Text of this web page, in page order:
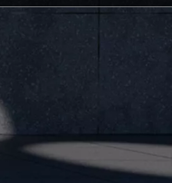
ไทย
Français